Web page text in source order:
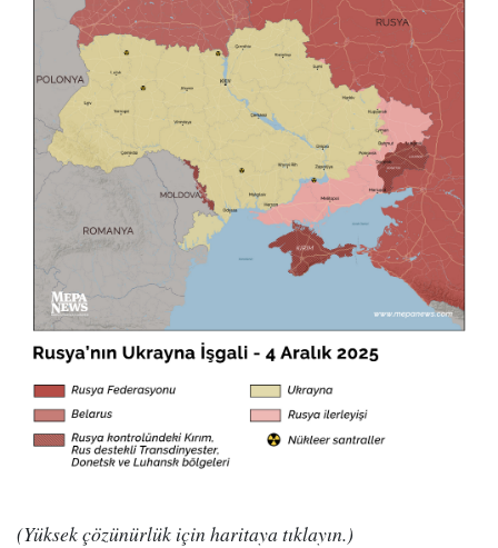
(Yüksek çözünürlük için haritaya tıklayın.)